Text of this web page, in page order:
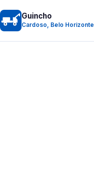
Guincho
Cardoso, Belo Horizonte